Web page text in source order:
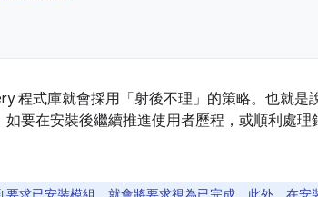
程式庫就會採用「射後不理」的策略。也就是
要在安裝後繼續推進使用者歷程，或順利處理